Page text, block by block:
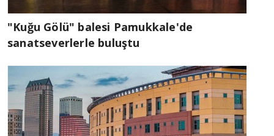
"Kuğu Gölü" balesi Pamukkale'de
sanatseverlerle buluştu